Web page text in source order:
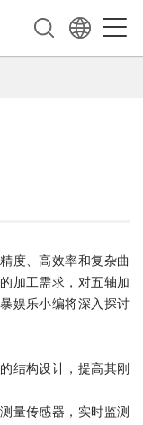
度、高效率和复杂曲
加工需求，对五轴加
娱乐小编将深入探讨
构设计，提高其刚
传感器，实时监测